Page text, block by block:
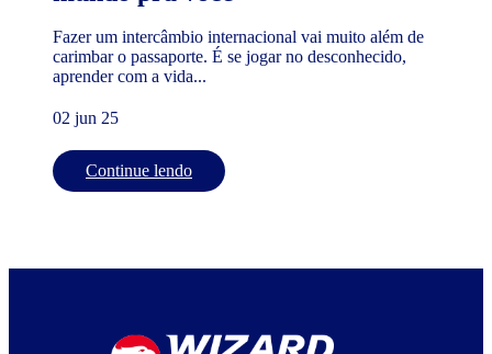
Fazer um intercâmbio internacional vai muito além de
carimbar o passaporte. É se jogar no desconhecido,
aprender com a vida...
02 jun 25
Continue lendo